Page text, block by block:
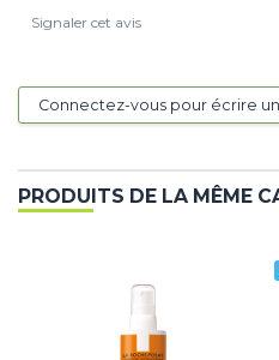
Signaler cet avis
Connectez-vous pour écrire
PRODUITS DE LA MÊME